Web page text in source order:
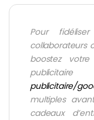
Pour
collaborateurs
boostez
publicitaire/
multiples
cadeaux